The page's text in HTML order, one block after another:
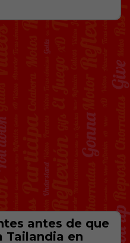
antes de que
Tailandia en